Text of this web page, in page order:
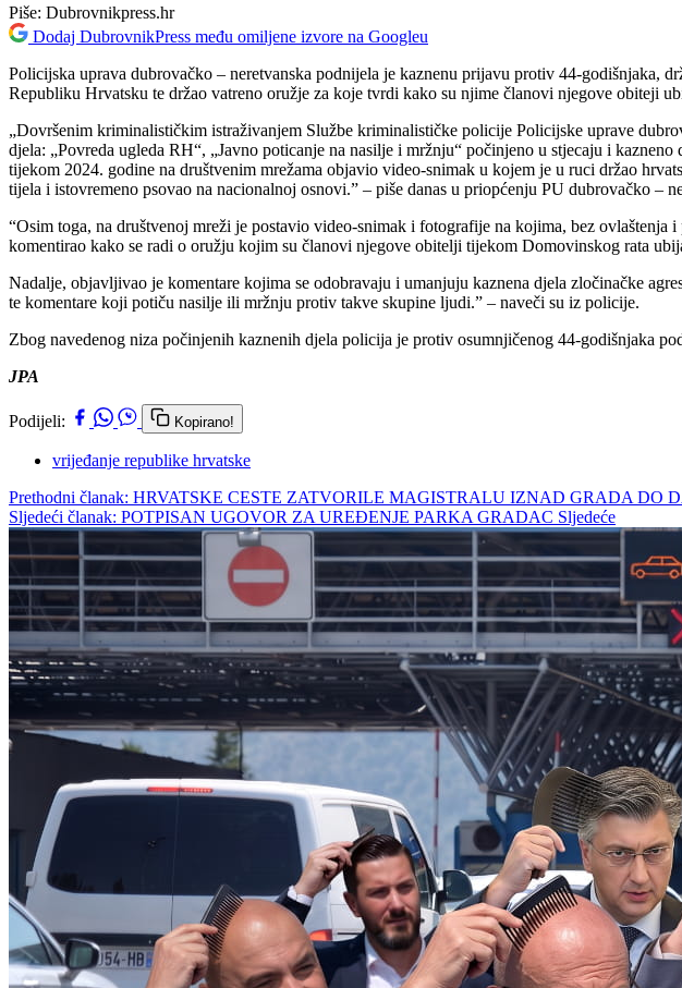
Piše: Dubrovnikpress.hr
Dodaj DubrovnikPress među omiljene izvore na Googleu
Policijska uprava dubrovačko – neretvanska podnijela je kaznenu prijavu protiv 44-godišnjaka,
Republiku Hrvatsku te držao vatreno oružje za koje tvrdi kako su njime članovi njegove obiteji
„Dovršenim kriminalističkim istraživanjem Službe kriminalističke policije Policijske uprave
djela: „Povreda ugleda RH“, „Javno poticanje na nasilje i mržnju“ počinjeno u stjecaju i
tijekom 2024. godine na društvenim mrežama objavio video-snimak u kojem je u ruci držao
tijela i istovremeno psovao na nacionalnoj osnovi.” – piše danas u priopćenju PU dubrovačko –
“Osim toga, na društvenoj mreži je postavio video-snimak i fotografije na kojima, bez
komentirao kako se radi o oružju kojim su članovi njegove obitelji tijekom Domovinskog rata
Nadalje, objavljivao je komentare kojima se odobravaju i umanjuju kaznena djela zločinačke
te komentare koji potiču nasilje ili mržnju protiv takve skupine ljudi.” – naveči su iz policije.
Zbog navedenog niza počinjenih kaznenih djela policija je protiv osumnjičenog 44-godišnjaka
JPA
Podijeli: Kopirano!
vrijeđanje republike hrvatske
Prethodni članak: HRVATSKE CESTE ZATVORILE MAGISTRALU IZNAD GRADA
Sljedeći članak: POTPISAN UGOVOR ZA UREĐENJE PARKA GRADAC Sljedeće